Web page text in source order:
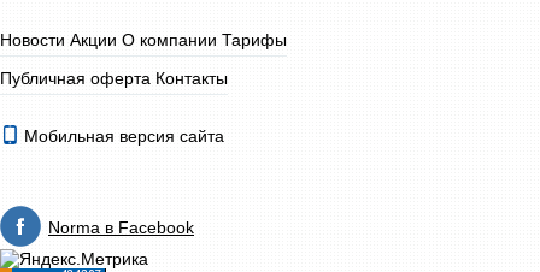
Новости Акции О компании Тарифы
Публичная оферта Контакты
Мобильная версия сайта
Norma в Facebook